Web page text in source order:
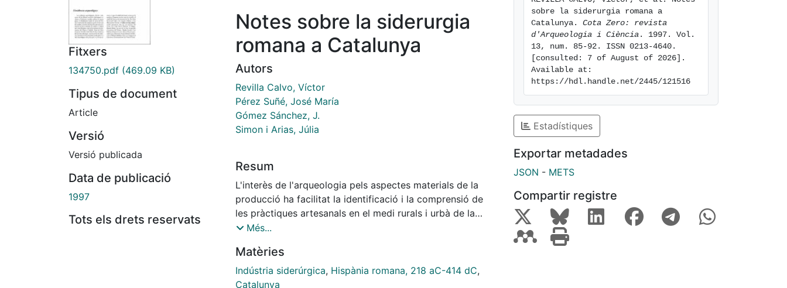
Fitxers
134750.pdf (469.09 KB)
Tipus de document
Article
Versió
Versió publicada
Data de publicació
1997
Tots els drets reservats
Notes sobre la siderurgia
romana a Catalunya
Autors
Revilla Calvo, Víctor
Pérez Suñé, José María
Gómez Sánchez, J.
Simon i Arias, Júlia
Resum
L'interès de l'arqueologia pels aspectes materials de la
producció ha facilitat la identificació i la comprensió de
les pràctiques artesanals en el medi rurals i urbà de la
Catalunya romana. Aquest interès és encara més evident
varietat de problemes tecnològics i d'organització que
planteja aquesta activitat artesanal en dificulta el
coneixement, alhora que fa necessària una anàlisi
Més...
Matèries
Indústria siderúrgica, Hispània romana, 218 aC-414 dC,
Catalunya
sobre la siderurgia romana a
Catalunya. Cota Zero: revista
d'Arqueologia i Ciència . 1997. Vol.
13, num. 85-92. ISSN 0213-4640.
[consulted: 7 of August of 2026].
Available at:
https://hdl.handle.net/2445/121516
Estadístiques
Exportar metadades
JSON - METS
Compartir registre